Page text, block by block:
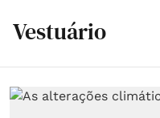
Vestuário